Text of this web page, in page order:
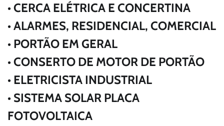
• CERCA ELÉTRICA E CONCERTINA
• ALARMES, RESIDENCIAL, COMERCIAL
• PORTÃO EM GERAL
• CONSERTO DE MOTOR DE PORTÃO
• ELETRICISTA INDUSTRIAL
• SISTEMA SOLAR PLACA
FOTOVOLTAICA